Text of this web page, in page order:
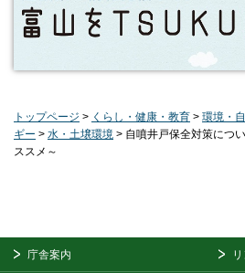
トップページ > くらし・健康・教育 > 環境・
ギー > 水・土壌環境 > 自噴井戸保全対策につ
ススメ～
庁舎案内